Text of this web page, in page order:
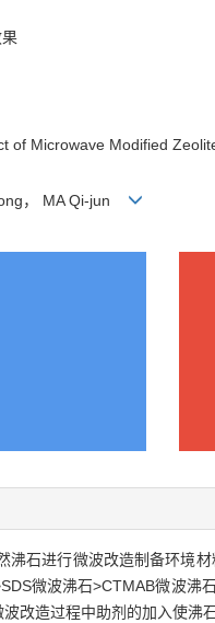
of Microwave Modified
， MA Qi-jun
沸石进行微波改造制备环境
微波沸石>CTMAB微波
改造过程中助剂的加入使